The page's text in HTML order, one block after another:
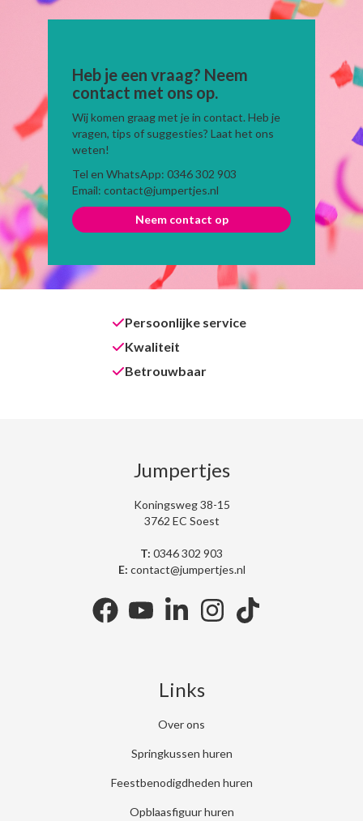
Heb je een vraag? Neem
contact met ons op.
Wij komen graag met je in contact. Heb je
vragen, tips of suggesties? Laat het ons
weten!
Tel en WhatsApp: 0346 302 903
Email: contact@jumpertjes.nl
Neem contact op
Persoonlijke service
Kwaliteit
Betrouwbaar
Jumpertjes
Koningsweg 38-15
3762 EC Soest
T: 0346 302 903
E: contact@jumpertjes.nl
Links
Over ons
Springkussen huren
Feestbenodigdheden huren
Opblaasfiguur huren